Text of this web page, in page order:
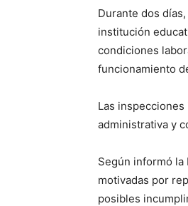
Durante dos
institución
condiciones
funcionamiento
Las
administrativa y
Según informó
motivadas por
posibles